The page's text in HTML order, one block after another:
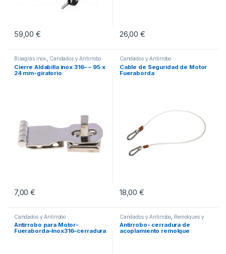
59,00€ 26,00€
Bisagras inox Candados y Antirrobo
Cierre Aldabilla inox 316– – 95 x
24 mm-giratorio
7,00€
Candados y Antirrobo
Cable de Seguridad de Motor
Fueraborda
18,00€
Candados y Antirrobo
Antirrobo para Motor-
Fueraborda–Inox316–cerradura
Candados y Antirrobo Remolques y
Repuestos
Antirrobo- cerradura de
acoplamiento remolque